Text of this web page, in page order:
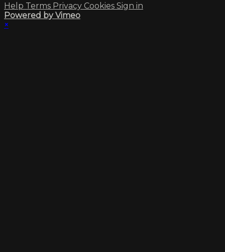
Help Terms Privacy Cookies Sign in
Powered by Vimeo
×